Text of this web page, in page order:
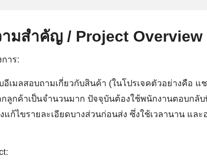
มสำคัญ / Project Overview
าร:
เมลสอบถามเกี่ยวกับสินค้า (ในโปรเจคตัวอย่างคือ แ
ลูกค้าเป็นจำนวนมาก ปัจจุบันต้องใช้พนักงานตอบกลับ
แก้ไขรายละเอียดบางส่วนก่อนส่ง ซึ่งใช้เวลานาน และ